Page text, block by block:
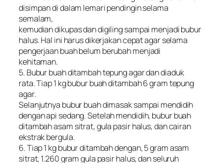
disimpan di dalam lemari pendingin selama
semalam,
kemudian dikupas dan digiling sampai menjadi bubur
halus. Hal ini harus dikerjakan cepat agar selama
pengerjaan buah belum berubah menjadi
kehitaman.
5. Bubur buah ditambah tepung agar dan diaduk
rata. Tiap 1 kg bubur buah ditambah 6 gram tepung
agar.
Selanjutnya bubur buah dimasak sampai mendidih
dengan api sedang. Setelah mendidih, bubur buah
ditambah asam sitrat, gula pasir halus, dan cairan
ekstrak bergula.
6. Tiap 1 kg bubur ditambah dengan, 5 gram asam
sitrat, 1.260 gram gula pasir halus, dan seluruh